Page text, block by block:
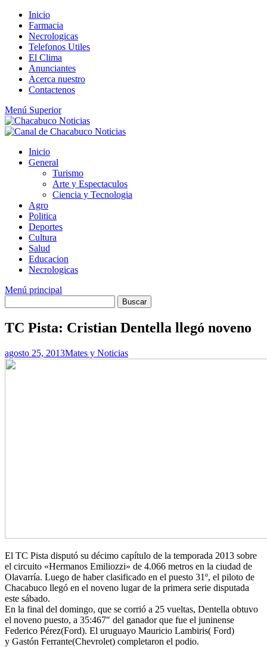
Saltar
contenido
Inicio
Farmacia
Necrologicas
Telefonos Utiles
El Clima
Anunciantes
Acerca nuestro
Contactenos
Menú Superior
Inicio
General
Turismo
Arte y Espectaculos
Ciencia y Tecnologia
Agro
Politica
Deportes
Cultura
Salud
Educacion
Necrologicas
Menú principal
TC Pista: Cristian Dentella llegó noveno
agosto 25, 2013Mates y Noticias
El TC Pista disputó su décimo capítulo de la temporada 2013 sobre
el circuito «Hermanos Emiliozzi» de 4.066 metros en la ciudad de
Olavarría. Luego de haber clasificado en el puesto 31º, el piloto de
Chacabuco llegó en el noveno lugar de la primera serie disputada
este sábado.
En la final del domingo, que se corrió a 25 vueltas, Dentella obtuvo
el noveno puesto, a 35:467″ del ganador que fue el juninense
Federico Pérez(Ford). El uruguayo Mauricio Lambiris( Ford)
y Gastón Ferrante(Chevrolet) completaron el podio.